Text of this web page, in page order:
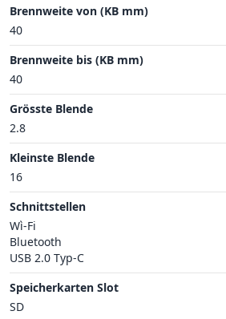
Brennweite von (KB mm)
40
Brennweite bis (KB mm)
40
Grösste Blende
2.8
Kleinste Blende
16
Schnittstellen
Wì-Fi
Bluetooth
USB 2.0 Typ-C
Speicherkarten Slot
SD